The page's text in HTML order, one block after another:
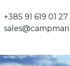
+385 91 619 01 27